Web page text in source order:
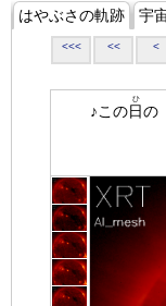
はやぶさの軌跡 宇
<<< << <
♪この日
ひ
の